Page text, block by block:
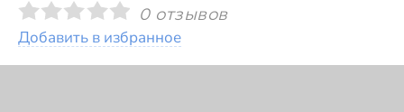
0 отзывов
Добавить в избранное